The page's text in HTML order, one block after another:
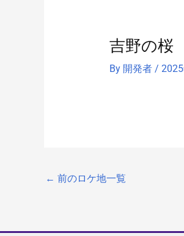
吉野の桜
By 開発者 /
← 前のロケ地一覧